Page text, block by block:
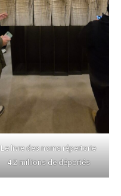
Le livre des noms répertorie
4.2 millions de déportés